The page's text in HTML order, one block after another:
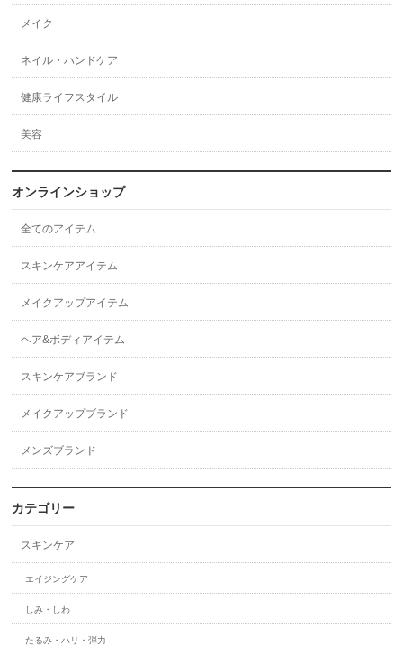
メイク
ネイル・ハンドケア
健康ライフスタイル
美容
オンラインショップ
全てのアイテム
スキンケアアイテム
メイクアップアイテム
ヘア&ボディアイテム
スキンケアブランド
メイクアップブランド
メンズブランド
カテゴリー
スキンケア
エイジングケア
しみ・しわ
たるみ・ハリ・弾力